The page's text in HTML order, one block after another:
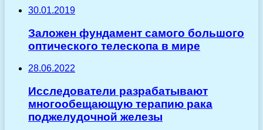
30.01.2019
Заложен фундамент самого большого
оптического телескопа в мире
28.06.2022
Исследователи разрабатывают
многообещающую терапию рака
поджелудочной железы